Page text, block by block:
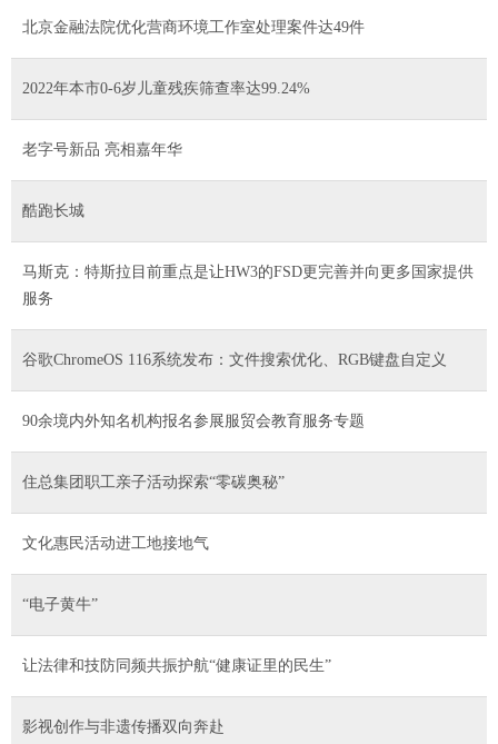
北京金融法院优化营商环境工作室处理案件达49件
2022年本市0-6岁儿童残疾筛查率达99.24%
老字号新品 亮相嘉年华
酷跑长城
马斯克：特斯拉目前重点是让HW3的FSD更完善并向更多国家提供
服务
谷歌ChromeOS 116系统发布：文件搜索优化、RGB键盘自定义
90余境内外知名机构报名参展服贸会教育服务专题
住总集团职工亲子活动探索“零碳奥秘”
文化惠民活动进工地接地气
“电子黄牛”
让法律和技防同频共振护航“健康证里的民生”
影视创作与非遗传播双向奔赴